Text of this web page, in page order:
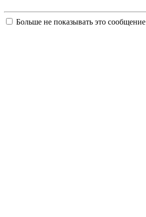
Больше не показывать это сообщение